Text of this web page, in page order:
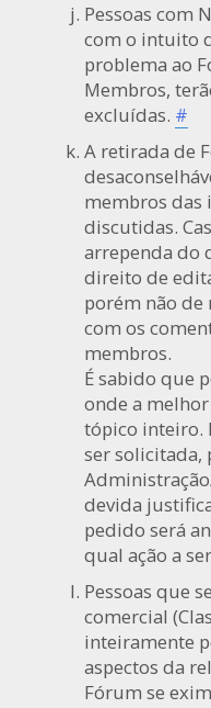
Pessoas com
com o intuito
problema ao
Membros,
excluídas. #
A retirada de
membros das
discutidas.
arrependa do
direito de
porém não
com os
membros.
É sabido que
onde a
tópico inteiro.
ser solicitada,
devida
pedido será
qual ação a
Pessoas que
comercial
inteiramente
aspectos da
Fórum se